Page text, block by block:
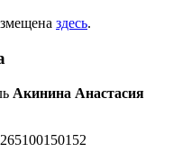
здесь.
Акинина Анастасия